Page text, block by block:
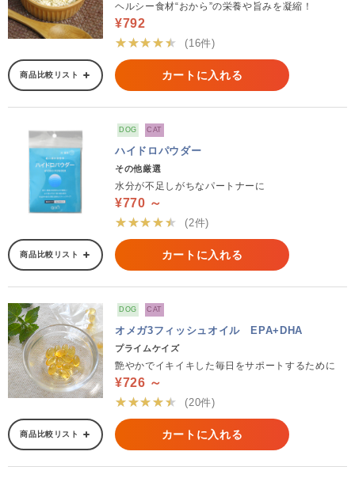
ヘルシー食材“おから”の栄養や旨みを凝縮！
¥792
★★★★★
(16件)
商品比較リスト カートに入れる
DOG CAT
ハイドロパウダー
その他厳選
水分が不足しがちなパートナーに
¥770 ～
★★★★★
(2件)
商品比較リスト カートに入れる
DOG CAT
オメガ3フィッシュオイル EPA+DHA
プライムケイズ
艶やかでイキイキした毎日をサポートするために
¥726 ～
★★★★★
(20件)
商品比較リスト カートに入れる